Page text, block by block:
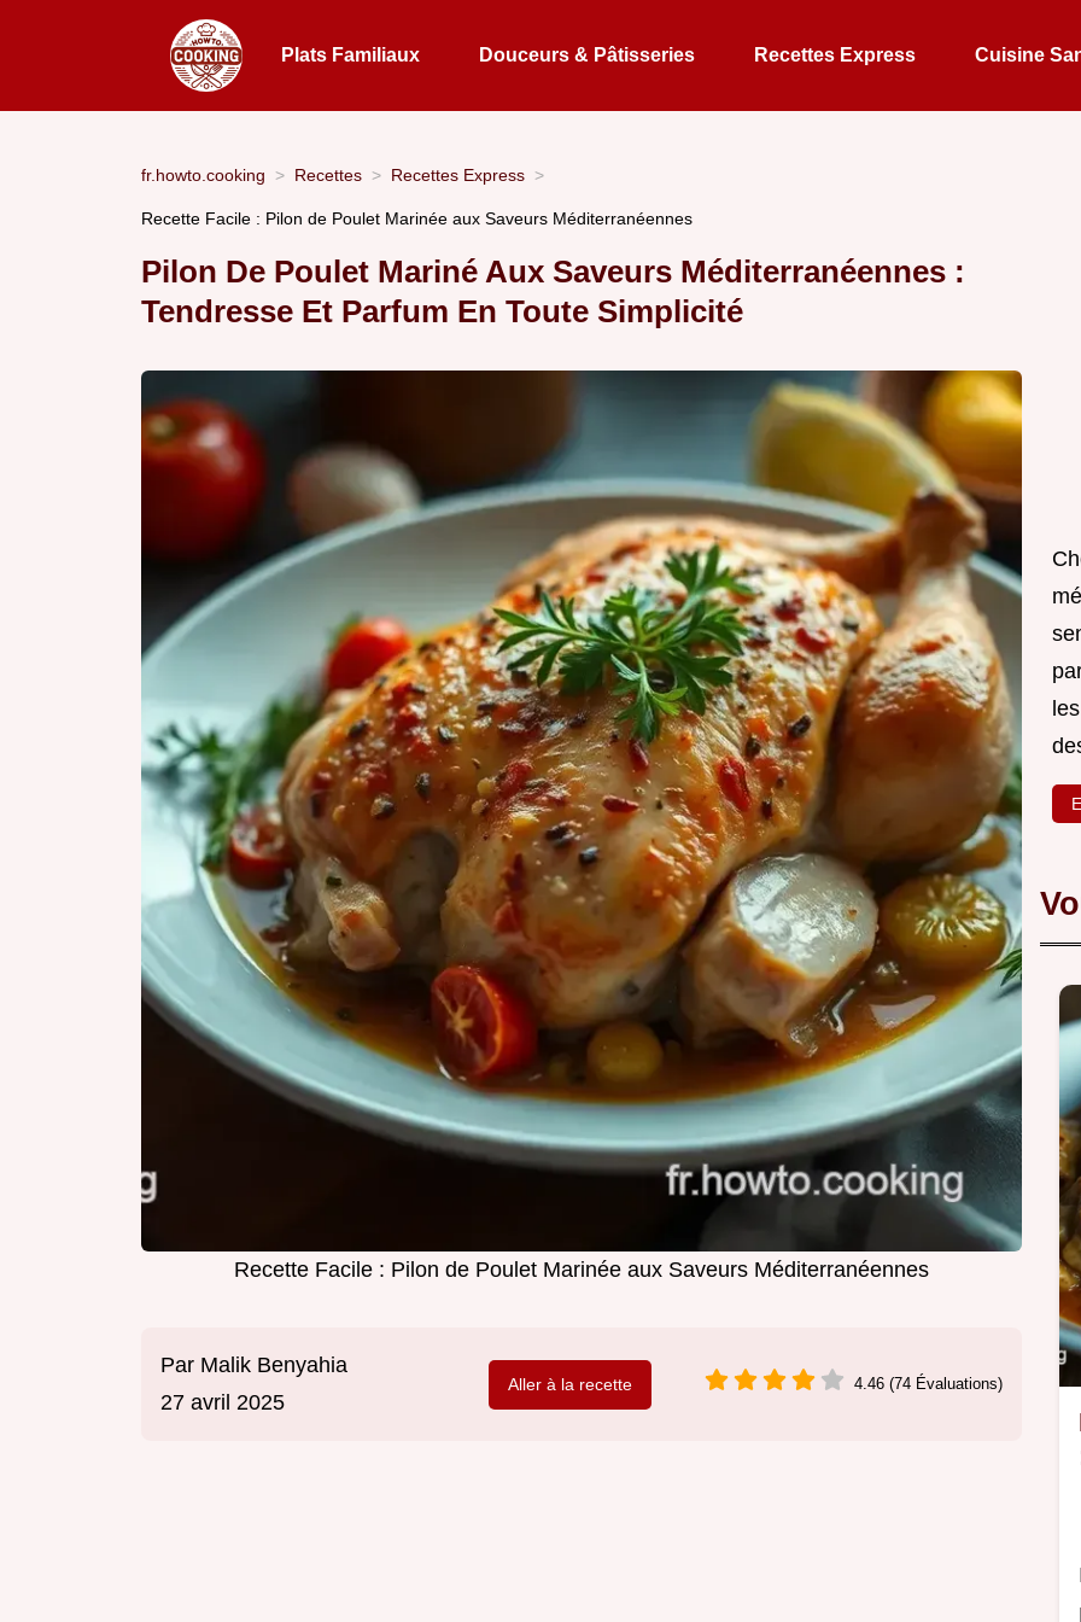
Plats Familiaux Douceurs & Pâtisseries Recettes Express Cuisine
fr.howto.cooking Recettes Recettes Express
Recette Facile : Pilon de Poulet Marinée aux Saveurs Méditerranéennes
Pilon De Poulet Mariné Aux Saveurs Méditerranéennes :
Tendresse Et Parfum En Toute Simplicité
Recette Facile : Pilon de Poulet Marinée aux Saveurs Méditerranéennes
Par Malik Benyahia
27 avril 2025
Aller à la recette 4.46 (74 Évaluations)